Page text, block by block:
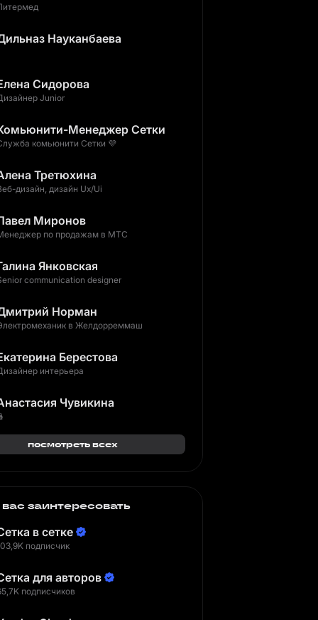
Науканбаева
Сидорова
Junior
Менеджер Сетки
комьюнити Сетки 💜
Третюхина
дизайн, дизайн Ux/Ui
Миронов
по продажам в МТС
Янковская
communication designer
Норман
в Желдорреммаш
Берестова
интерьера
Чувикина
посмотреть всех
заинтересовать
в сетке
подписчик
для авторов
подписчиков